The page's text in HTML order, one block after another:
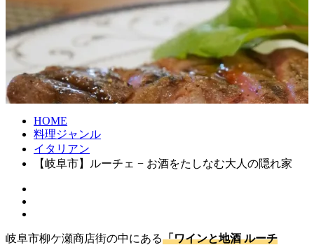
HOME
料理ジャンル
イタリアン
【岐阜市】ルーチェ − お酒をたしなむ大人の隠れ家
岐阜市柳ケ瀬商店街の中にある「ワインと地酒 ルーチ